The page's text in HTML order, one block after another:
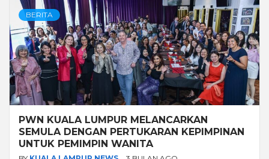
BERITA
PWN KUALA LUMPUR MELANCARKAN
SEMULA DENGAN PERTUKARAN KEPIMPINAN
UNTUK PEMIMPIN WANITA